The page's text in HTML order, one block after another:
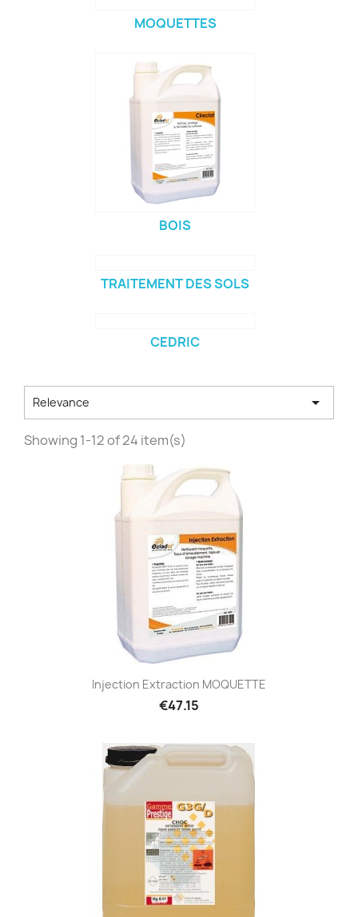
MOQUETTES
BOIS
TRAITEMENT DES SOLS
CEDRIC
Relevance 
Showing 1-12 of 24 item(s)
Injection Extraction MOQUETTE
€47.15